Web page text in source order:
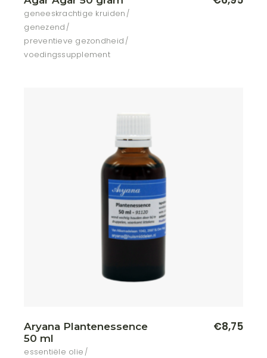
geneeskrachtige kruiden
genezend
preventieve gezondheid
voedingssupplement
Aryana Plantenessence
50 ml
essentiële olie
€8,75